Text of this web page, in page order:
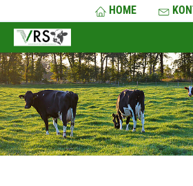
HOME
Skip to main content
Skip to page footer